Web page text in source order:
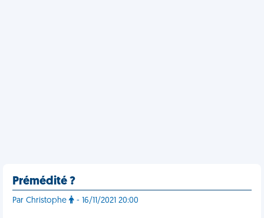
Prémédité ?
Par Christophe - 16/11/2021 20:00